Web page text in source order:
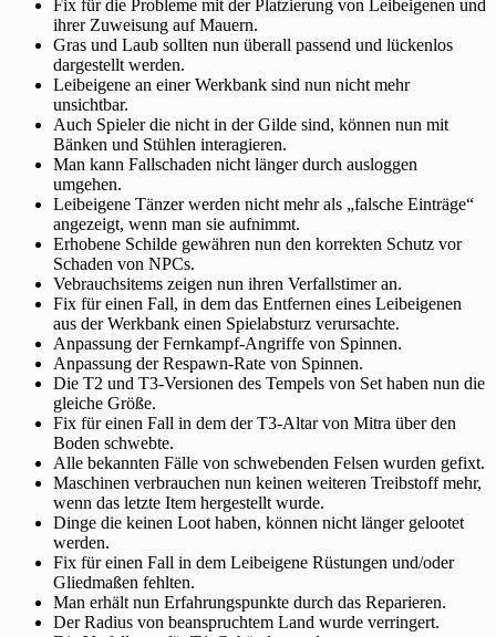
Fix für die Probleme mit der Platzierung von Leibeigenen und
ihrer Zuweisung auf Mauern.
Gras und Laub sollten nun überall passend und lückenlos
dargestellt werden.
Leibeigene an einer Werkbank sind nun nicht mehr
unsichtbar.
Auch Spieler die nicht in der Gilde sind, können nun mit
Bänken und Stühlen interagieren.
Man kann Fallschaden nicht länger durch ausloggen
umgehen.
Leibeigene Tänzer werden nicht mehr als „falsche Einträge“
angezeigt, wenn man sie aufnimmt.
Erhobene Schilde gewähren nun den korrekten Schutz vor
Schaden von NPCs.
Vebrauchsitems zeigen nun ihren Verfallstimer an.
Fix für einen Fall, in dem das Entfernen eines Leibeigenen
aus der Werkbank einen Spielabsturz verursachte.
Anpassung der Fernkampf-Angriffe von Spinnen.
Anpassung der Respawn-Rate von Spinnen.
Die T2 und T3-Versionen des Tempels von Set haben nun die
gleiche Größe.
Fix für einen Fall in dem der T3-Altar von Mitra über den
Boden schwebte.
Alle bekannten Fälle von schwebenden Felsen wurden gefixt.
Maschinen verbrauchen nun keinen weiteren Treibstoff mehr,
wenn das letzte Item hergestellt wurde.
Dinge die keinen Loot haben, können nicht länger gelootet
werden.
Fix für einen Fall in dem Leibeigene Rüstungen und/oder
Gliedmaßen fehlten.
Man erhält nun Erfahrungspunkte durch das Reparieren.
Der Radius von beanspruchtem Land wurde verringert.